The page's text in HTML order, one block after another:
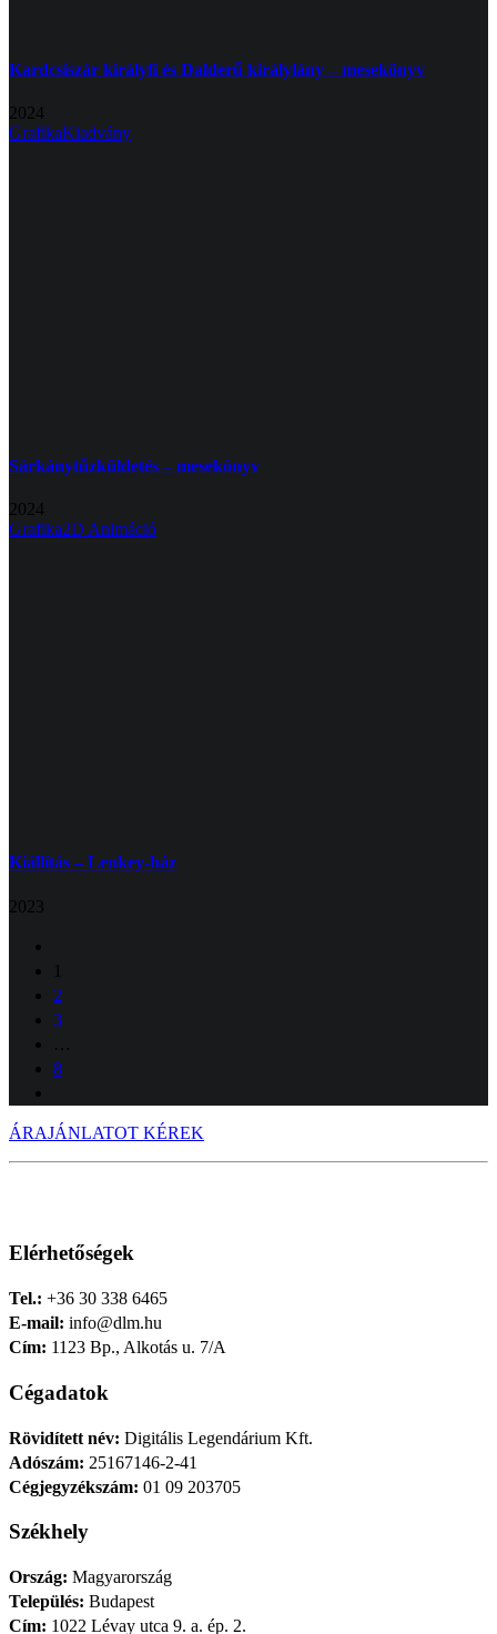
Kardcsiszár királyfi és Dalderű királylány – mesekönyv
2024
GrafikaKiadvány
Sárkánytűzküldetés – mesekönyv
2024
Grafika2D Animáció
Kiállítás – Lenkey-ház
2023
1
2
3
…
8
ÁRAJÁNLATOT KÉREK
Elérhetőségek
Tel.: +36 30 338 6465
E-mail: info@dlm.hu
Cím: 1123 Bp., Alkotás u. 7/A
Cégadatok
Rövidített név: Digitális Legendárium Kft.
Adószám: 25167146-2-41
Cégjegyzékszám: 01 09 203705
Székhely
Ország: Magyarország
Település: Budapest
Cím: 1022 Lévay utca 9. a. ép. 2.